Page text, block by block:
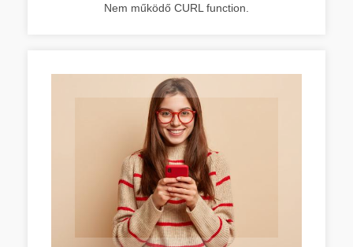
Nem működő CURL function.